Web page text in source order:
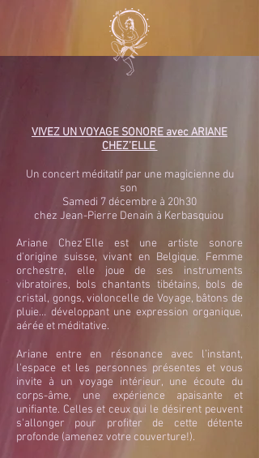
VIVEZ UN VOYAGE SONORE avec ARIANE
CHEZ’ELLE
Un concert méditatif par une magicienne du
son
Samedi 7 décembre à 20h30
chez Jean-Pierre Denain à Kerbasquiou
Ariane Chez’Elle est une artiste sonore
d'origine suisse, vivant en Belgique. Femme
orchestre, elle joue de ses instruments
vibratoires, bols chantants tibétains, bols de
cristal, gongs, violoncelle de Voyage, bâtons de
pluie… développant une expression organique,
aérée et méditative.
Ariane entre en résonance avec l’instant,
l'espace et les personnes présentes et vous
invite à un voyage intérieur, une écoute du
corps-âme, une expérience apaisante et
unifiante. Celles et ceux qui le désirent peuvent
s'allonger pour profiter de cette détente
profonde (amenez votre couverture!).